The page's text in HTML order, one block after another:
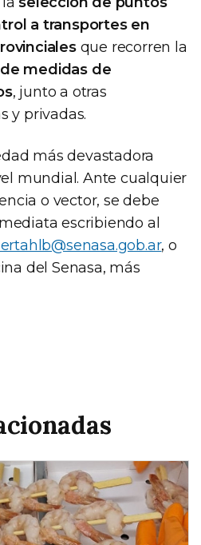
a transportes en
que recorren la
medidas de
, junto a otras
y privadas.
más devastadora
mundial. Ante cualquier
o vector, se debe
escribiendo al
, o
del Senasa, más